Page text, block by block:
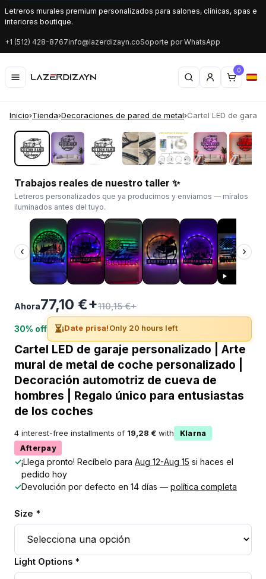
Letreros murales premium personalizados para salones, clínicas, spas e
interiores boutique.
+1 (512) 428-8767info@lazerdizayn.coSoporte por WhatsApp
0
Inicio›Tienda›Decoraciones de pared de metal›Cartel LED de
‹ ›
Trabajos reales de nuestro taller ✨
Letreros personalizados que ya producimos y enviamos — míralos
iluminados antes del tuyo.
‹ ›
Ahora77,10 €+110,15 €+
30% off ⏳¡Date prisa!Only 20 hours left
Cartel LED de garaje personalizado | Arte
mural de metal de coche personalizado |
Decoración automotriz de cueva de
hombres | Regalo único para entusiastas
de los coches
4 interest-free installments of 19,28 € with
Klarna
Afterpay
✓¡Llega pronto! Recíbelo para Aug 12-Aug 15 si haces el
pedido hoy
✓Devolución por defecto en 14 días — política completa
Size *
Light Options *